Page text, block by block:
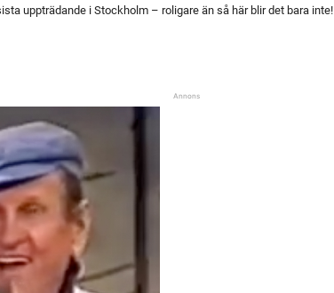
uppträdande i Stockholm – roligare än så här blir det bara inte!